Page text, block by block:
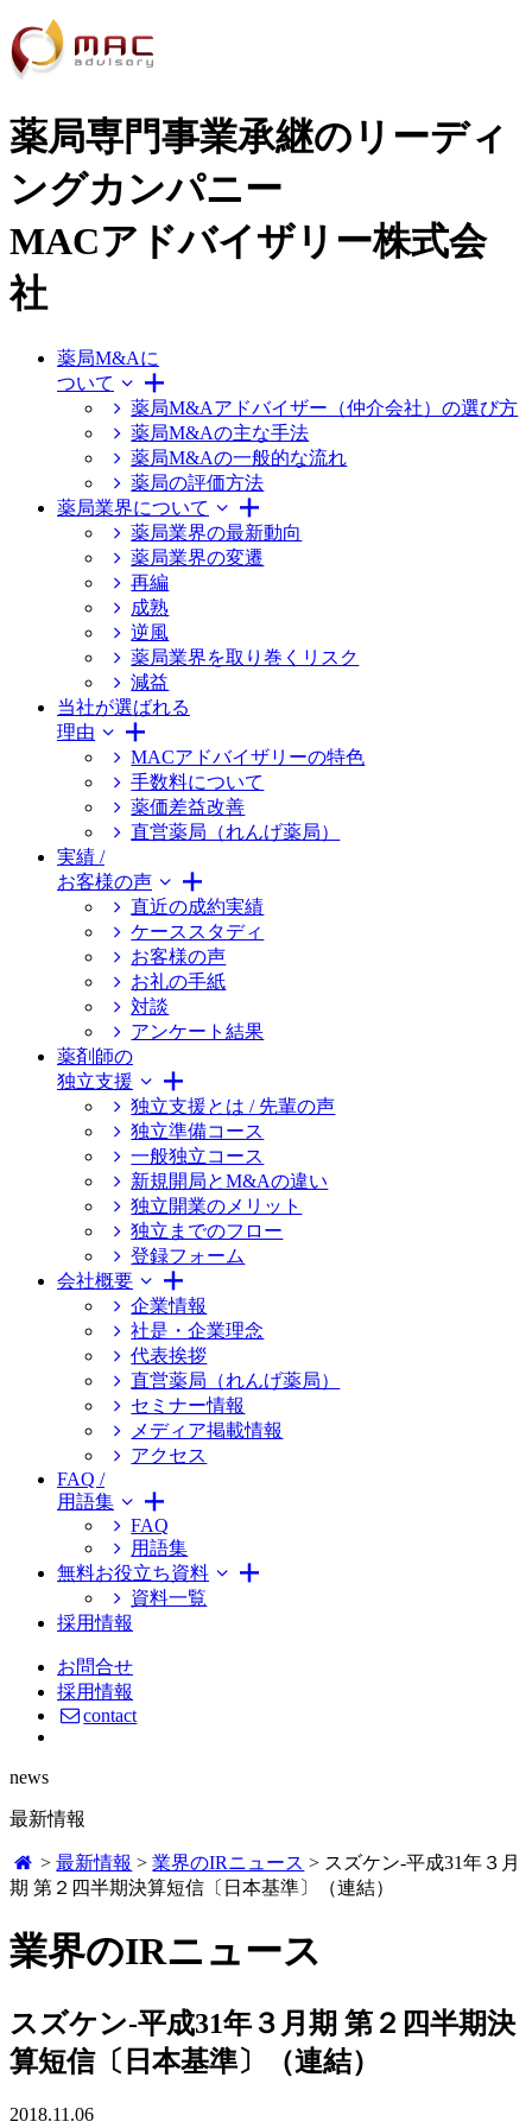
薬局専門事業承継のリーディ
ングカンパニー
MACアドバイザリー株式会
社
薬局M&Aに
ついて
薬局M&Aアドバイザー（仲介会社）の選び方
薬局M&Aの主な手法
薬局M&Aの一般的な流れ
薬局の評価方法
薬局業界について
薬局業界の最新動向
薬局業界の変遷
再編
成熟
逆風
薬局業界を取り巻くリスク
減益
当社が選ばれる
理由
MACアドバイザリーの特色
手数料について
薬価差益改善
直営薬局（れんげ薬局）
実績 /
お客様の声
直近の成約実績
ケーススタディ
お客様の声
お礼の手紙
対談
アンケート結果
薬剤師の
独立支援
独立支援とは / 先輩の声
独立準備コース
一般独立コース
新規開局とM&Aの違い
独立開業のメリット
独立までのフロー
登録フォーム
会社概要
企業情報
社是・企業理念
代表挨拶
直営薬局（れんげ薬局）
セミナー情報
メディア掲載情報
アクセス
FAQ /
用語集
FAQ
用語集
無料お役立ち資料
資料一覧
採用情報
お問合せ
採用情報
contact
news
最新情報
>最新情報 >業界のIRニュース > スズケン-平成31年３月
期 第２四半期決算短信〔日本基準〕（連結）
業界のIRニュース
スズケン-平成31年３月期 第２四半期決
算短信〔日本基準〕（連結）
2018.11.06